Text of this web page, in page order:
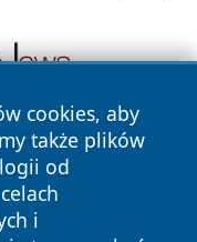
cookies, aby
także plików
od
i